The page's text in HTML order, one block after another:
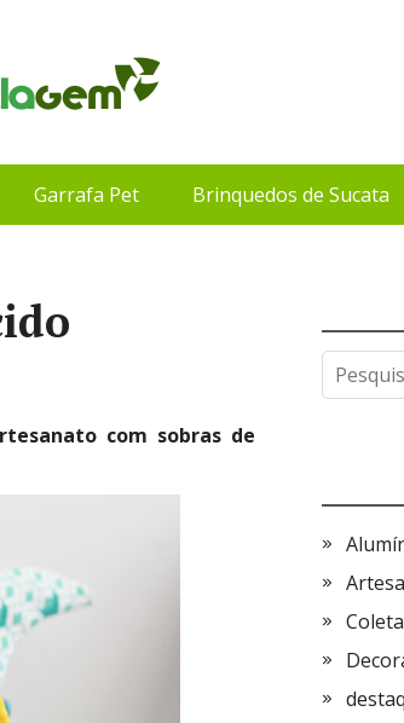
Garrafa Pet Brinquedos de Sucata
com sobras de